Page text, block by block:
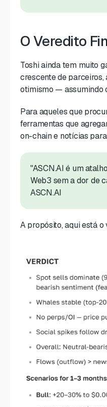
O Veredito
Toshi ainda tem muito
crescente de
otimismo — assumindo
Para aqueles que
ferramentas que
on-chain e notícias
"ASCN.AI é um
Web3 sem a dor de
ASCN.AI
A propósito, aqui está